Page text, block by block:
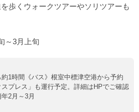
歩くウォークツアーやソリツアーも
～3月上旬
約1時間《バス》根室中標津空港から予約
プレス」も運行予定。詳細はHPでご確認
2月～3月